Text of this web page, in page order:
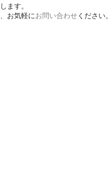
ます。
お気軽にお問い合わせください。